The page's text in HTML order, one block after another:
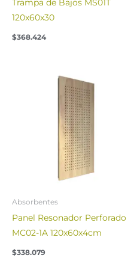
Trampa de Bajos MS01T
120x60x30
$368.424
Absorbentes
Panel Resonador Perforado
MC02-1A 120x60x4cm
$338.079